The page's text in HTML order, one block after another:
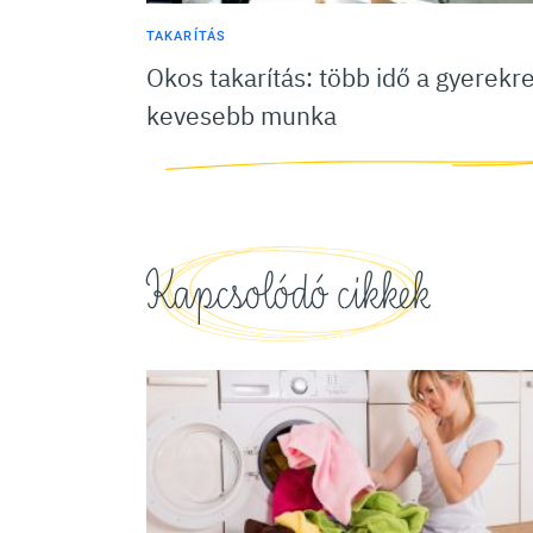
TAKARÍTÁS
Okos takarítás: több idő a
kevesebb munka
Kapcsolódó cikkek